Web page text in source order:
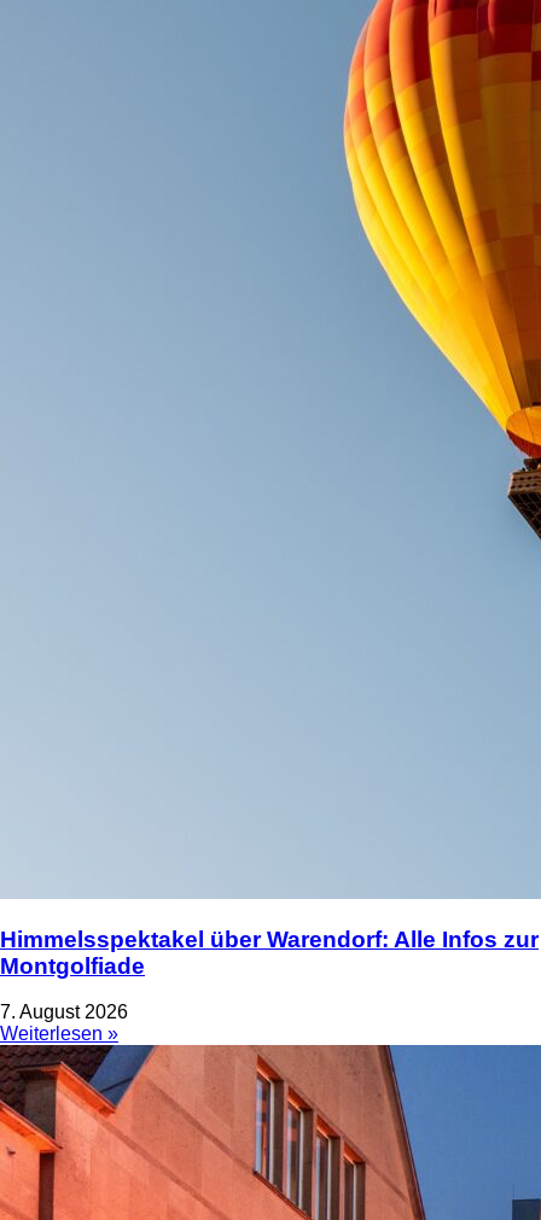
Himmelsspektakel über Warendorf: Alle Infos zur
Montgolfiade
7. August 2026
Weiterlesen »